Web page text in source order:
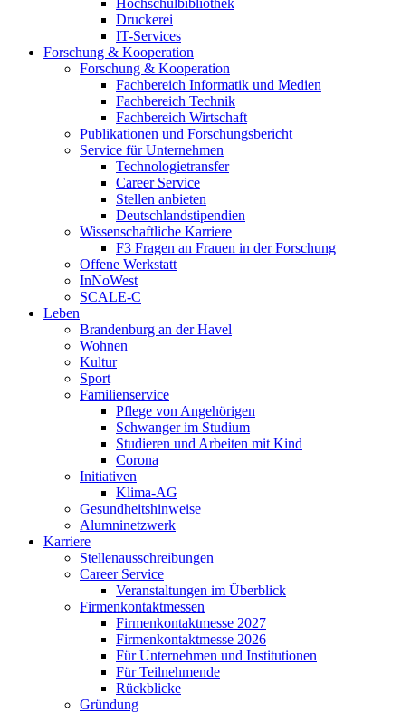
Hochschulbibliothek
Druckerei
IT-Services
Forschung & Kooperation
Forschung & Kooperation
Fachbereich Informatik und Medien
Fachbereich Technik
Fachbereich Wirtschaft
Publikationen und Forschungsbericht
Service für Unternehmen
Technologietransfer
Career Service
Stellen anbieten
Deutschlandstipendien
Wissenschaftliche Karriere
F3 Fragen an Frauen in der Forschung
Offene Werkstatt
InNoWest
SCALE-C
Leben
Brandenburg an der Havel
Wohnen
Kultur
Sport
Familienservice
Pflege von Angehörigen
Schwanger im Studium
Studieren und Arbeiten mit Kind
Corona
Initiativen
Klima-AG
Gesundheitshinweise
Alumninetzwerk
Karriere
Stellenausschreibungen
Career Service
Veranstaltungen im Überblick
Firmenkontaktmessen
Firmenkontaktmesse 2027
Firmenkontaktmesse 2026
Für Unternehmen und Institutionen
Für Teilnehmende
Rückblicke
Gründung